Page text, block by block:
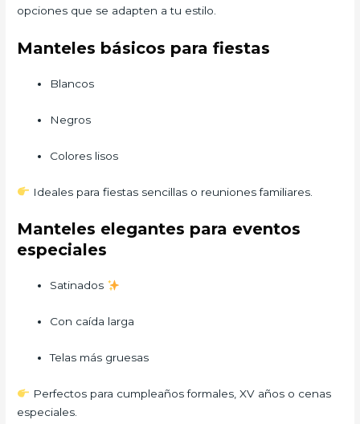
opciones que se adapten a tu estilo.
Manteles básicos para fiestas
Blancos
Negros
Colores lisos
Ideales para fiestas sencillas o reuniones familiares.
Manteles elegantes para eventos
especiales
Satinados
Con caída larga
Telas más gruesas
Perfectos para cumpleaños formales, XV años o cenas
especiales.